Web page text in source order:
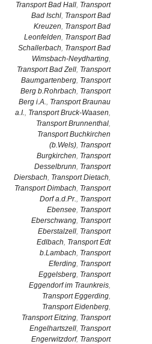
Transport Bad Hall, Transport
Bad Ischl, Transport Bad
Kreuzen, Transport Bad
Leonfelden, Transport Bad
Schallerbach, Transport Bad
Wimsbach-Neydharting,
Transport Bad Zell, Transport
Baumgartenberg, Transport
Berg b.Rohrbach, Transport
Berg i.A., Transport Braunau
a.I., Transport Bruck-Waasen,
Transport Brunnenthal,
Transport Buchkirchen
(b.Wels), Transport
Burgkirchen, Transport
Desselbrunn, Transport
Diersbach, Transport Dietach,
Transport Dimbach, Transport
Dorf a.d.Pr., Transport
Ebensee, Transport
Eberschwang, Transport
Eberstalzell, Transport
Edlbach, Transport Edt
b.Lambach, Transport
Eferding, Transport
Eggelsberg, Transport
Eggendorf im Traunkreis,
Transport Eggerding,
Transport Eidenberg,
Transport Eitzing, Transport
Engelhartszell, Transport
Engerwitzdorf, Transport